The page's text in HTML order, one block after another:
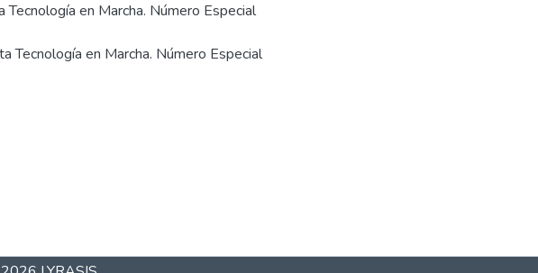
Tecnología en Marcha. Número Especial
Tecnología en Marcha. Número Especial